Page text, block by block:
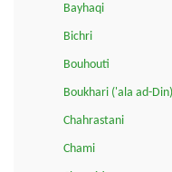
Bayhaqi
Bichri
Bouhouti
Boukhari ('ala ad-Din)
Chahrastani
Chami